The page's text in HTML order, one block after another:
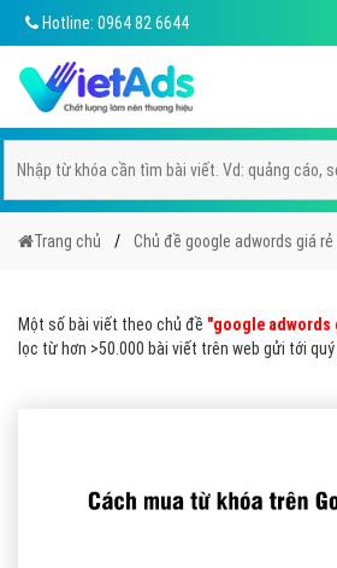
Hotline: 0964 82 6644
Trang chủ Chủ đề google adwords giá rẻ
Một số bài viết theo chủ đề "google adwords
lọc từ hơn >50.000 bài viết trên web gửi tới quý